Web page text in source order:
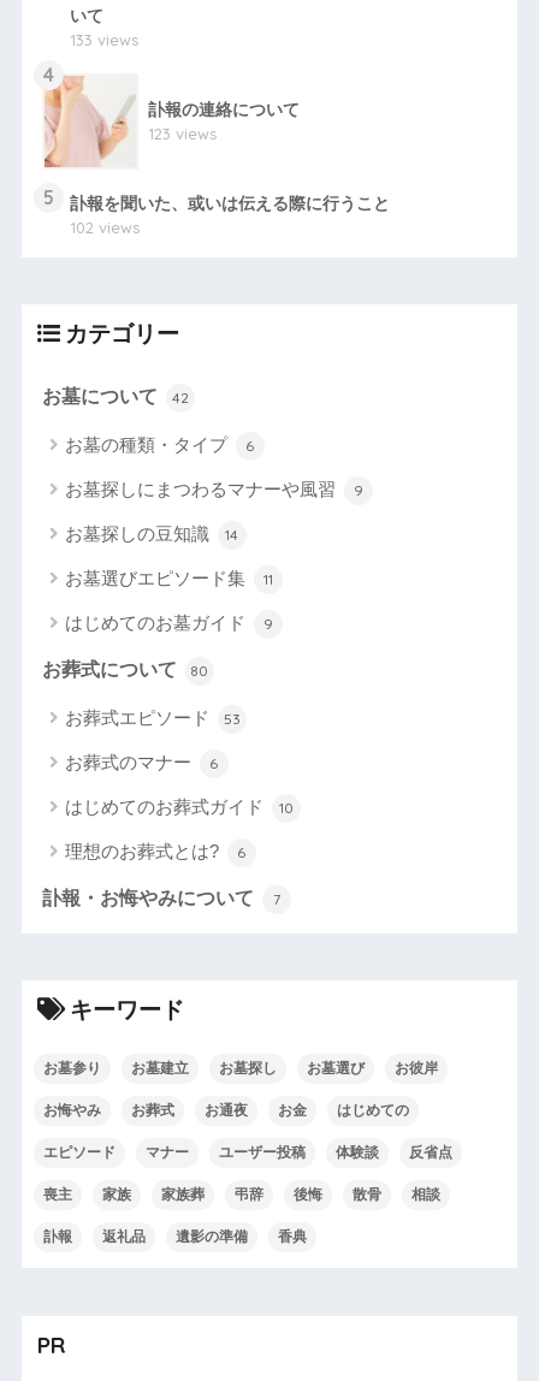
いて
133 views
4
訃報の連絡について
123 views
5
訃報を聞いた、或いは伝える際に行うこと
102 views
カテゴリー
お墓について 42
お墓の種類・タイプ 6
お墓探しにまつわるマナーや風習 9
お墓探しの豆知識 14
お墓選びエピソード集 11
はじめてのお墓ガイド 9
お葬式について 80
お葬式エピソード 53
お葬式のマナー 6
はじめてのお葬式ガイド 10
理想のお葬式とは? 6
訃報・お悔やみについて 7
キーワード
お墓参り お墓建立 お墓探し お墓選び お彼岸
お悔やみ お葬式 お通夜 お金 はじめての
エピソード マナー ユーザー投稿 体験談 反省点
喪主 家族 家族葬 弔辞 後悔 散骨 相談
訃報 返礼品 遺影の準備 香典
PR